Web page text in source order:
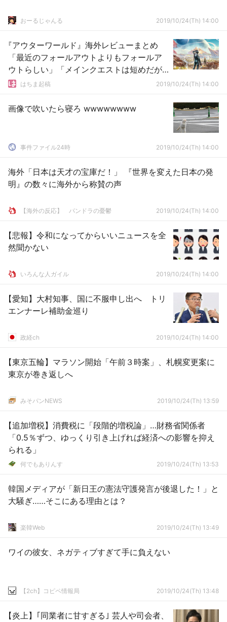
おーるじゃんる 2019/10/24(Th) 14:00
『アウターワールド』海外レビューまとめ
「最近のフォールアウトよりもフォールア
ウトらしい」「メインクエストは短めだが
何周もしたくなる」
はちま起稿 2019/10/24(Th) 14:00
画像で吹いたら寝ろ wwwwwwww
事件ファイル24時 2019/10/24(Th) 14:00
海外「日本は天才の宝庫だ！」 『世界を変えた日本の発
明』の数々に海外から称賛の声
【海外の反応】 パンドラの憂鬱 2019/10/24(Th) 14:00
【悲報】令和になってからいいニュースを全
然聞かない
いろんな人ガイル 2019/10/24(Th) 14:00
【愛知】大村知事、国に不服申し出へ トリ
エンナーレ補助金巡り
政経ch 2019/10/24(Th) 14:00
【東京五輪】マラソン開始「午前３時案」、札幌変更案に
東京が巻き返しへ
みそパンNEWS 2019/10/24(Th) 13:59
【追加増税】消費税に「段階的増税論」…財務省関係者
「0.5％ずつ、ゆっくり引き上げれば経済への影響を抑え
られる」
何でもありんす 2019/10/24(Th) 13:53
韓国メディアが「新日王の憲法守護発言が後退した！」と
大騒ぎ……そこにある理由とは？
楽韓Web 2019/10/24(Th) 13:49
ワイの彼女、ネガティブすぎて手に負えない
【2ch】コピペ情報局 2019/10/24(Th) 13:48
【炎上】｢同業者に甘すぎる｣ 芸人や司会者、